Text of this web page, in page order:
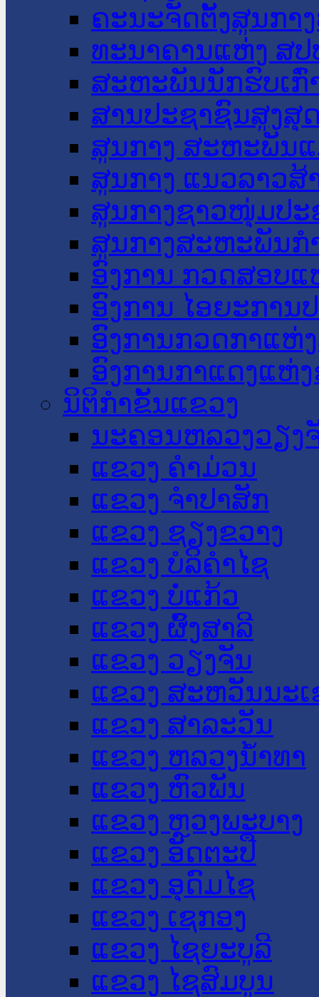
ຄະນະຈັດຕັ້ງສູນກາ
ທະນາຄານແຫ່ງ ສປ
ສະຫະພັນນັກຮົບເກົ່
ສານປະຊາຊົນສູງສຸ
ສູນກາງ ສະຫະພັນ
ສູນກາງ ແນວລາວສ້
ສູນກາງຊາວໜຸ່ມປະ
ສູນກາງສະຫະພັນກ
ອົງການ ກວດສອບແ
ອົງການ ໄອຍະການ
ອົງການກວດກາແຫ່
ອົງການກາແດງແຫ່
ນິຕິກໍາຂັ້ນແຂວງ
ນະ​ຄອນ​ຫລວງວຽງ
ແຂວງ ຄໍາມ່ວນ
ແຂວງ ຈໍາປາສັກ
ແຂວງ ຊຽງຂວາງ
ແຂວງ ບໍລິຄໍາໄຊ
ແຂວງ ບໍ່ແກ້ວ
ແຂວງ ຜົ້ງສາລີ
ແຂວງ ວຽງຈັນ
ແຂວງ ສະຫວັນນະ
ແຂວງ ສາລະວັນ
ແຂວງ ຫລວງນໍ້າທາ
ແຂວງ ຫົວພັນ
ແຂວງ ຫຼວງພະບາງ
ແຂວງ ອັດຕະປື
ແຂວງ ອຸດົມໄຊ
ແຂວງ ເຊກອງ
ແຂວງ ໄຊຍະບູລີ
ແຂວງ ໄຊສົມບູນ